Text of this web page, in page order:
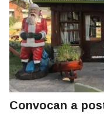
Convocan a